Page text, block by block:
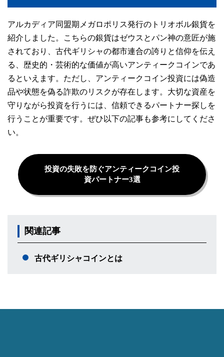
アルカディア同盟期メガロポリス発行のトリオボル銀貨を
紹介しました。こちらの銀貨はゼウスとパン神の意匠が施
されており、古代ギリシャの都市連合の誇りと信仰を伝え
る、歴史的・芸術的な価値が高いアンティークコインであ
るといえます。ただし、アンティークコイン投資には偽造
品や状態を偽る詐欺のリスクが存在します。大切な資産を
守りながら投資を行うには、信頼できるパートナー探しを
行うことが重要です。ぜひ以下の記事も参考にしてくださ
い。
投資の失敗を防ぐアンティークコイン投
資パートナー3選
関連記事
古代ギリシャコインとは